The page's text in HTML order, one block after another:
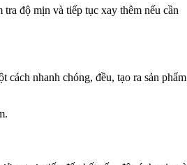
độ mịn và tiếp tục xay thêm nếu cần
nhanh chóng, đều, tạo ra sản phẩm